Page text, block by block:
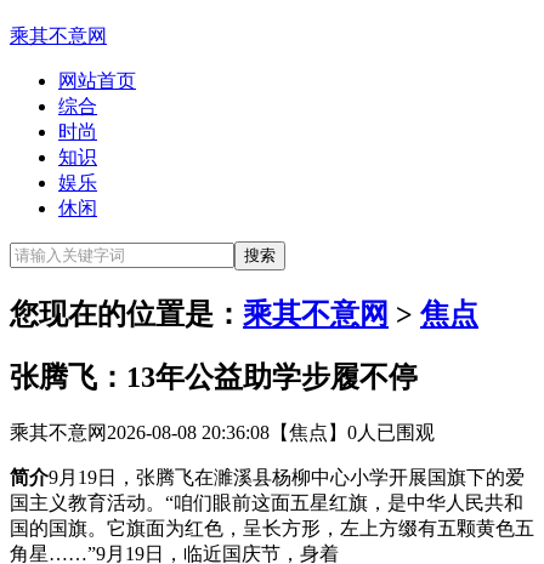
乘其不意网
网站首页
综合
时尚
知识
娱乐
休闲
您现在的位置是： 乘其不意网 > 焦点
张腾飞：13年公益助学步履不停
乘其不意网 2026-08-08 20:36:08 【焦点】 0人已围观
简介9月19日，张腾飞在濉溪县杨柳中心小学开展国旗下的爱
国主义教育活动。“咱们眼前这面五星红旗，是中华人民共和
国的国旗。它旗面为红色，呈长方形，左上方缀有五颗黄色五
角星……”9月19日，临近国庆节，身着